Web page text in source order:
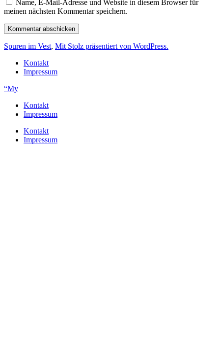
Name, E-Mail-Adresse und Website in diesem Browser für
meinen nächsten Kommentar speichern.
Spuren im Vest, Mit Stolz präsentiert von WordPress.
Kontakt
Impressum
“My
Kontakt
Impressum
Kontakt
Impressum